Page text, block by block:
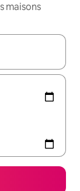
maisons
vers le